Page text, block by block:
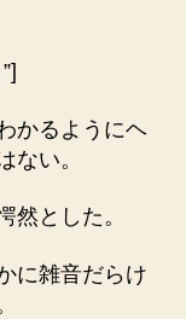
かるようにヘ
ない。
然とした。
に雑音だらけ